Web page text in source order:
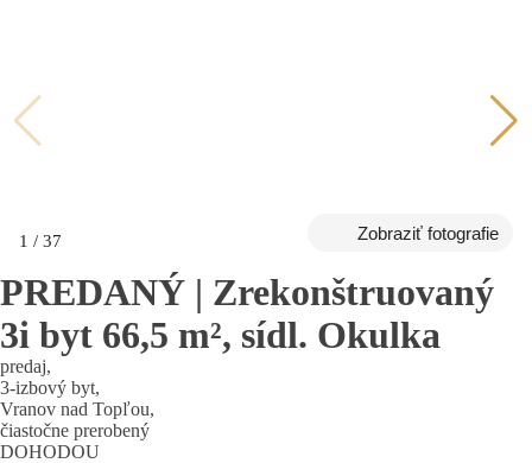
1 / 37 Zobraziť fotografie
PREDANÝ | Zrekonštruovaný
3i byt 66,5 m², sídl. Okulka
predaj,
3-izbový byt,
Vranov nad Topľou,
čiastočne prerobený
DOHODOU